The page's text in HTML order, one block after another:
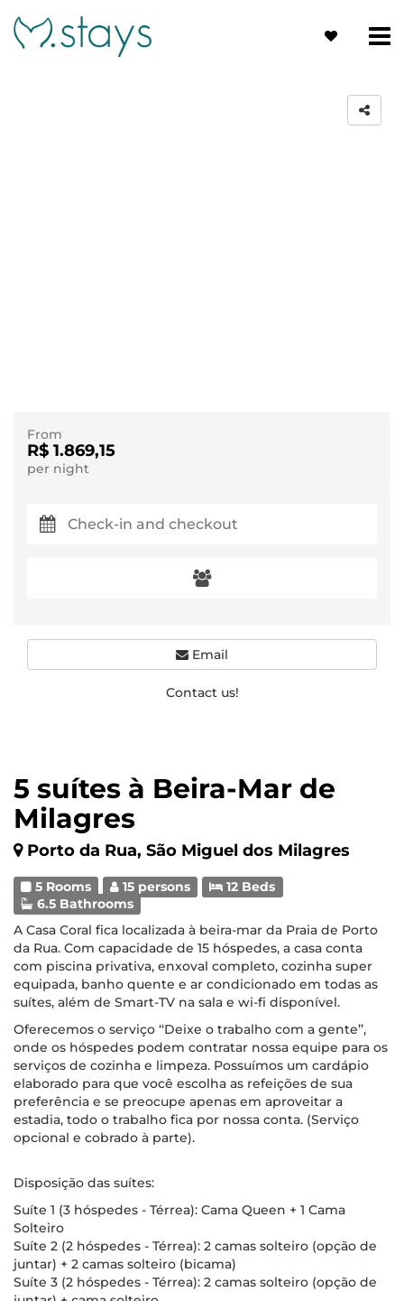
5 suítes à Beira-Mar de
Milagres
Porto da Rua, São Miguel dos Milagres
5 Rooms 15 persons
12 Beds
6.5 Bathrooms
A Casa Coral fica localizada à beira-mar da Praia de Porto
da Rua. Com capacidade de 15 hóspedes, a casa conta
com piscina privativa, enxoval completo, cozinha super
equipada, banho quente e ar condicionado em todas as
suítes, além de Smart-TV na sala e wi-fi disponível.
Oferecemos o serviço ‘‘Deixe o trabalho com a gente’’,
onde os hóspedes podem contratar nossa equipe para os
serviços de cozinha e limpeza. Possuímos um cardápio
elaborado para que você escolha as refeições de sua
preferência e se preocupe apenas em aproveitar a
estadia, todo o trabalho fica por nossa conta. (Serviço
opcional e cobrado à parte).
Disposição das suítes:
Suíte 1 (3 hóspedes - Térrea): Cama Queen + 1 Cama
Solteiro
Suíte 2 (2 hóspedes - Térrea): 2 camas solteiro (opção de
juntar) + 2 camas solteiro (bicama)
Suíte 3 (2 hóspedes - Térrea): 2 camas solteiro (opção de
From
R$ 1.869,15
per night
Email
Contact us!